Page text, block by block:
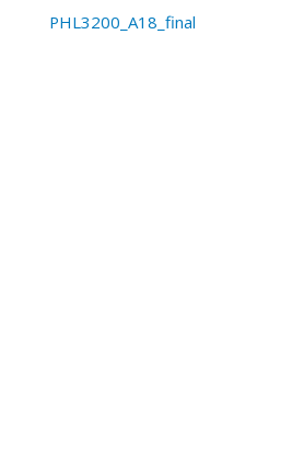
PHL3200_A18_final